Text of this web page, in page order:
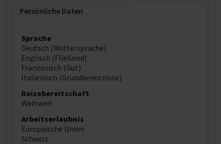
Persönliche Daten
Sprache
Deutsch (Muttersprache)
Englisch (Fließend)
Französisch (Gut)
Italienisch (Grundkenntnisse)
Reisebereitschaft
Weltweit
Arbeitserlaubnis
Europäische Union
Schweiz